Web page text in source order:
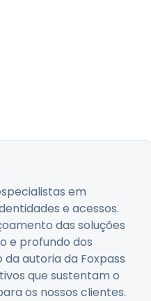
em
e acessos.
das soluções
e profundo dos
autoria da Foxpass
que sustentam o
os nossos clientes.